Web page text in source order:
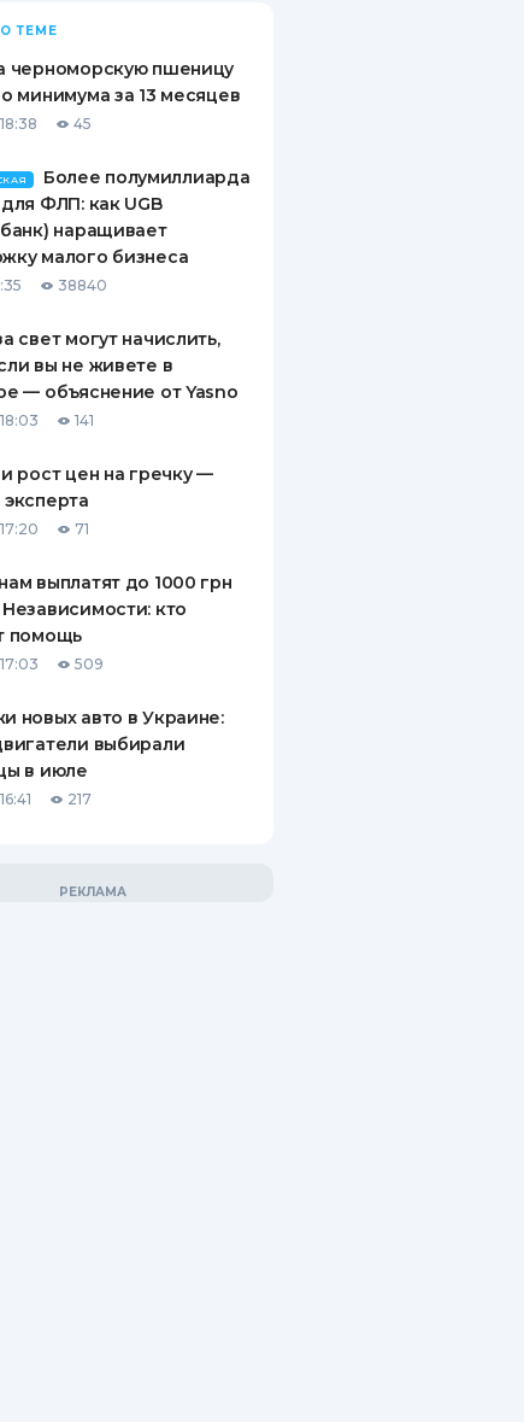
ТЕМЕ
черноморскую пшеницу
минимума за 13 месяцев
45
Более полумиллиарда
ФЛП: как UGB
наращивает
малого бизнеса
38840
свет могут начислить,
вы не живете в
— объяснение от Yasno
141
рост цен на гречку —
71
выплатят до 1000 грн
кто
помощь
509
новых авто в Украине:
выбирали
в июле
217